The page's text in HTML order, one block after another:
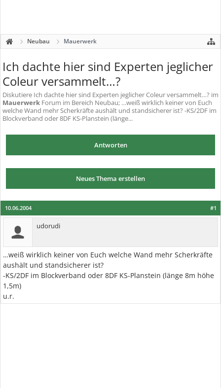
Neubau Mauerwerk
Ich dachte hier sind Experten jeglicher
Coleur versammelt…?
Diskutiere Ich dachte hier sind Experten jeglicher Coleur versammelt…? im
Mauerwerk Forum im Bereich Neubau; …weiß wirklich keiner von Euch
welche Wand mehr Scherkräfte aushält und standsicherer ist? -KS/2DF im
Blockverband oder 8DF KS-Planstein (länge...
Antworten
Neues Thema erstellen
#1
10.06.2004
udorudi
…weiß wirklich keiner von Euch welche Wand mehr Scherkräfte
aushält und standsicherer ist?
-KS/2DF im Blockverband oder 8DF KS-Planstein (länge 8m höhe
1,5m)
u.r.